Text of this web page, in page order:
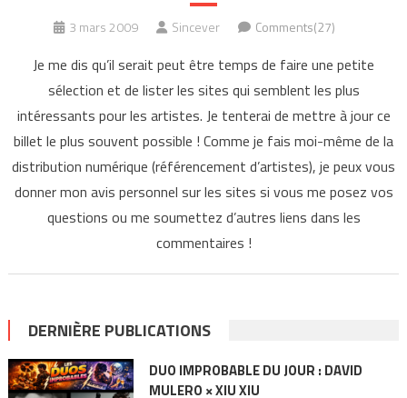
3 mars 2009 Sincever Comments(27)
Je me dis qu’il serait peut être temps de faire une petite
sélection et de lister les sites qui semblent les plus
intéressants pour les artistes. Je tenterai de mettre à jour ce
billet le plus souvent possible ! Comme je fais moi-même de la
distribution numérique (référencement d’artistes), je peux vous
donner mon avis personnel sur les sites si vous me posez vos
questions ou me soumettez d’autres liens dans les
commentaires !
DERNIÈRE PUBLICATIONS
DUO IMPROBABLE DU JOUR : DAVID
MULERO × XIU XIU